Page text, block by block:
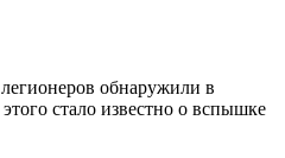
обнаружили в
стало известно о вспышке